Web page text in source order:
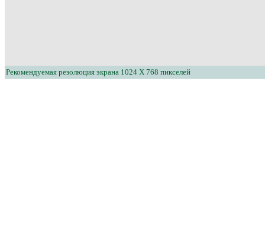
Рекомендуемая резолюция экрана 1024 X 768 пикселей